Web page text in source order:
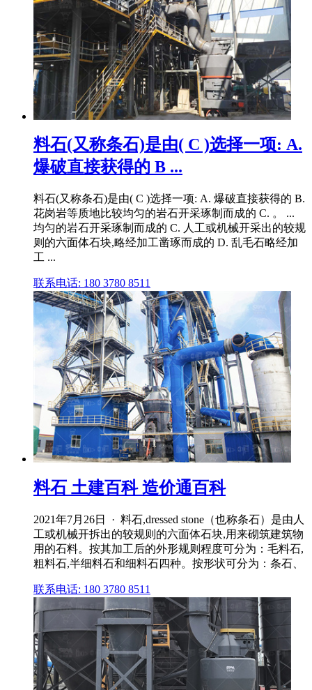
料石(又称条石)是由( C )选择一项: A.
爆破直接获得的 B ...
料石(又称条石)是由( C )选择一项: A. 爆破直接获得的 B.
花岗岩等质地比较均匀的岩石开采琢制而成的 C. 。 ...
均匀的岩石开采琢制而成的 C. 人工或机械开采出的较规
则的六面体石块,略经加工凿琢而成的 D. 乱毛石略经加
工 ...
联系电话: 180 3780 8511
料石 土建百科 造价通百科
2021年7月26日 · 料石,dressed stone（也称条石）是由人
工或机械开拆出的较规则的六面体石块,用来砌筑建筑物
用的石料。按其加工后的外形规则程度可分为：毛料石,
粗料石,半细料石和细料石四种。按形状可分为：条石、
联系电话: 180 3780 8511